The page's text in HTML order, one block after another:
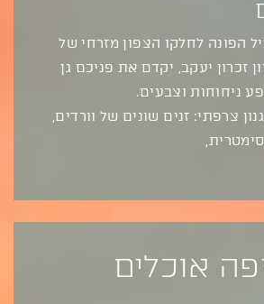
לחלקו הצפון מזרחי של
זכרון יעקב, יקדם את פניכם גן
ניחוחות וצבעים.
צרפתי: זנים שונים של וורדים,
אוכלים